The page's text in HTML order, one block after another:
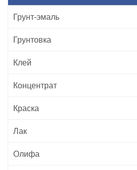
Грунт-эмаль
Грунтовка
Клей
Концентрат
Краска
Лак
Олифа